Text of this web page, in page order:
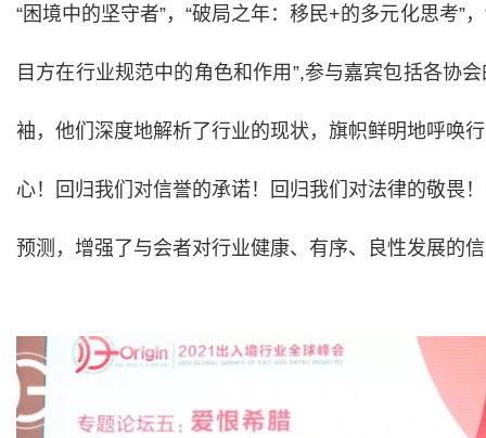
“困境中的坚守者”，“破局之年：移民+的多元化思考”
目方在行业规范中的角色和作用”,参与嘉宾包括各协
袖，他们深度地解析了行业的现状，旗帜鲜明地呼唤
心！回归我们对信誉的承诺！回归我们对法律的敬畏
预测，增强了与会者对行业健康、有序、良性发展的